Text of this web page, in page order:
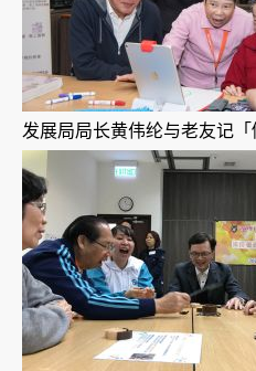
发展局局长黄伟纶与老友记「